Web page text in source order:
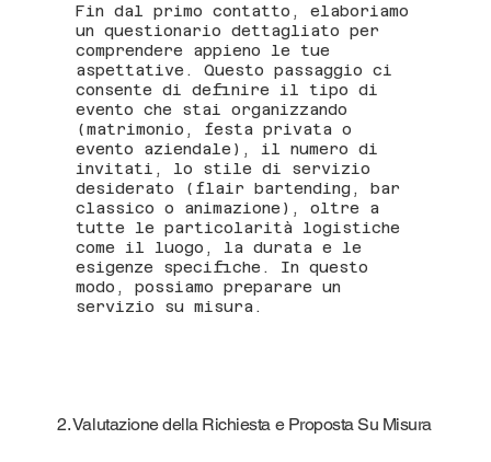
Fin dal primo contatto, elaboriamo
un questionario dettagliato per
comprendere appieno le tue
aspettative. Questo passaggio ci
consente di definire il tipo di
evento che stai organizzando
(matrimonio, festa privata o
evento aziendale), il numero di
invitati, lo stile di servizio
desiderato (flair bartending, bar
classico o animazione), oltre a
tutte le particolarità logistiche
come il luogo, la durata e le
esigenze specifiche. In questo
modo, possiamo preparare un
servizio su misura.
2. Valutazione della Richiesta e Proposta Su Misura